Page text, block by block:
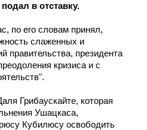
в отставку.
по его словам принял,
слаженных и
правительства, президента
кризиса и с
Грибаускайте, которая
Ушацкаса,
Кубилюсу освободить